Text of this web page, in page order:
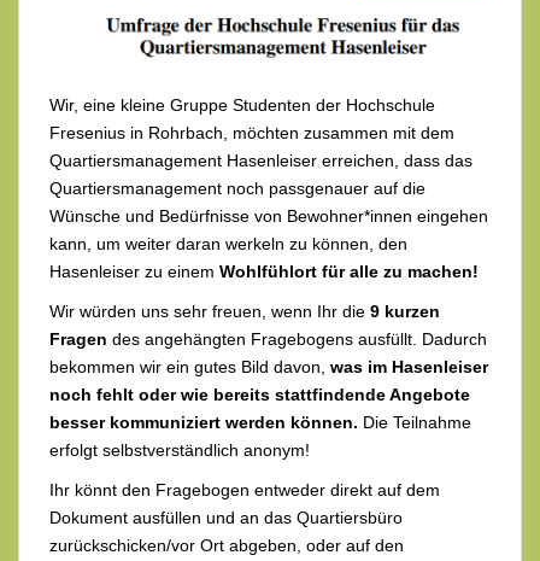
Wir, eine kleine Gruppe Studenten der Hochschule
Fresenius in Rohrbach, möchten zusammen mit dem
Quartiersmanagement Hasenleiser erreichen, dass das
Quartiersmanagement noch passgenauer auf die
Wünsche und Bedürfnisse von Bewohner*innen eingehen
kann, um weiter daran werkeln zu können, den
Hasenleiser zu einem Wohlfühlort für alle zu machen!
Wir würden uns sehr freuen, wenn Ihr die 9 kurzen
Fragen des angehängten Fragebogens ausfüllt. Dadurch
bekommen wir ein gutes Bild davon, was im Hasenleiser
noch fehlt oder wie bereits stattfindende Angebote
besser kommuniziert werden können. Die Teilnahme
erfolgt selbstverständlich anonym!
Ihr könnt den Fragebogen entweder direkt auf dem
Dokument ausfüllen und an das Quartiersbüro
zurückschicken/vor Ort abgeben, oder auf den